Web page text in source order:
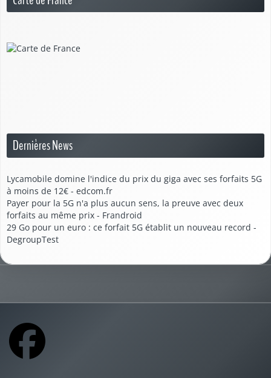
Dernières News
Lycamobile domine l'indice du prix du giga avec ses forfaits 5G
à moins de 12€ - edcom.fr
Payer pour la 5G n'a plus aucun sens, la preuve avec deux
forfaits au même prix - Frandroid
29 Go pour un euro : ce forfait 5G établit un nouveau record -
DegroupTest